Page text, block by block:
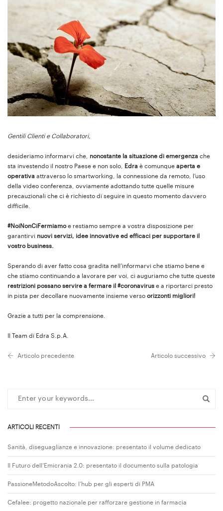
Gentili Clienti e Collaboratori,
desideriamo informarvi che, nonostante la situazione di emergenza che
sta investendo il nostro Paese e non solo,
Edra è comunque aperta e
operativa attraverso lo smartworking, la connessione da remoto, l’uso
della video conferenza, ovviamente adottando tutte quelle misure
precauzionali che ci è richiesto di seguire in questo momento davvero
difficile.
#NoiNonCiFermiamoe restiamo sempre a vostra disposizione per
garantirvi nuovi servizi, idee innovative ed efficaci per supportare il
vostro business.
Sperando di aver fatto cosa gradita nell’informarvi che stiamo bene e
che stiamo continuando a lavorare per voi, ci auguriamo che tutte queste
restrizioni possano servire a fermare il #coronavirus e a riportarci presto
in pista per decollare nuovamente insieme verso orizzonti migliori!
Grazie a tutti per la comprensione.
Il Team di Edra S.p.A.
Articolo precedente Articolo successivo
ARTICOLI RECENTI
Sanità, diseguaglianze e innovazione: presentato il volume dedicato
Il Futuro dell’Emicrania 2.0: presentato il documento sulla patologia
PassioneMetodoAscolto: l’hub per gli esperti di PMA
Cefalee: progetto nazionale per rafforzare gestione in farmacia